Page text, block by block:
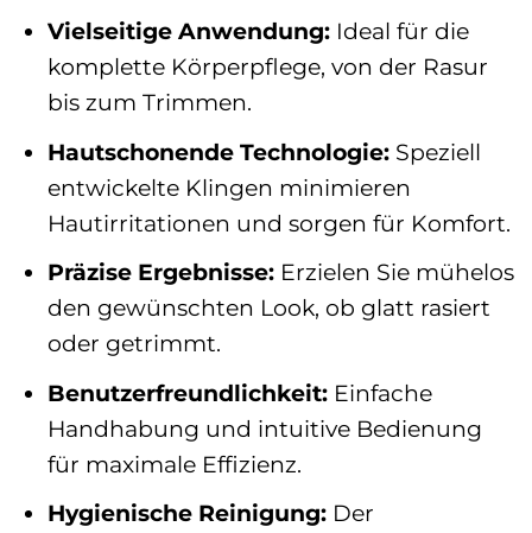
Vielseitige Anwendung:Ideal für die
komplette Körperpflege, von der Rasur
bis zum Trimmen.
Hautschonende Technologie:Speziell
entwickelte Klingen minimieren
Hautirritationen und sorgen für Komfort.
Präzise Ergebnisse:Erzielen Sie mühelos
den gewünschten Look, ob glatt rasiert
oder getrimmt.
Benutzerfreundlichkeit:Einfache
Handhabung und intuitive Bedienung
für maximale Effizienz.
Hygienische Reinigung:Der